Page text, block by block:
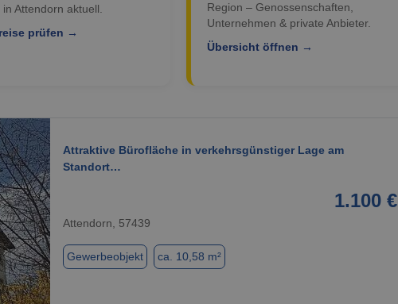
Attendorn aktuell.
prüfen →
Region – Genossenschaften,
Unternehmen & private Anbieter.
Übersicht öffnen →
Attraktive Bürofläche in verkehrsgünstiger Lage am
Standort…
1.100 €
Attendorn, 57439
Gewerbeobjekt ca. 10,58 m²